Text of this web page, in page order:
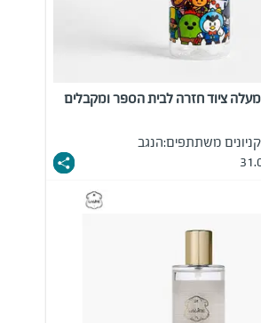
ב-150 ₪ ומעלה ציוד חזרה לבית הספר ומקבלים
קניונים משתתפים:הנגב